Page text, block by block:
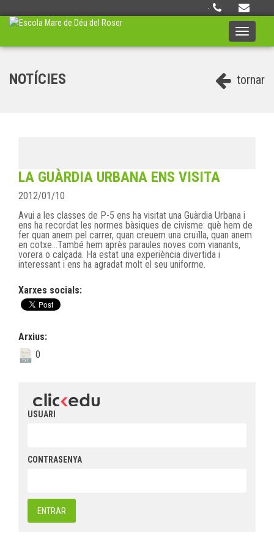
·
Toggle
tornar
NOTÍCIES
LA GUÀRDIA URBANA ENS VISITA
2012/01/10
Avui a les classes de P-5 ens ha visitat una Guàrdia Urbana i
ens ha recordat les normes bàsiques de civisme: què hem de
fer quan anem pel carrer, quan creuem una cruïlla, quan anem
en cotxe...També hem après paraules noves com vianants,
vorera o calçada. Ha estat una experiència divertida i
interessant i ens ha agradat molt el seu uniforme.
Xarxes socials:
Arxius:
0
USUARI
CONTRASENYA